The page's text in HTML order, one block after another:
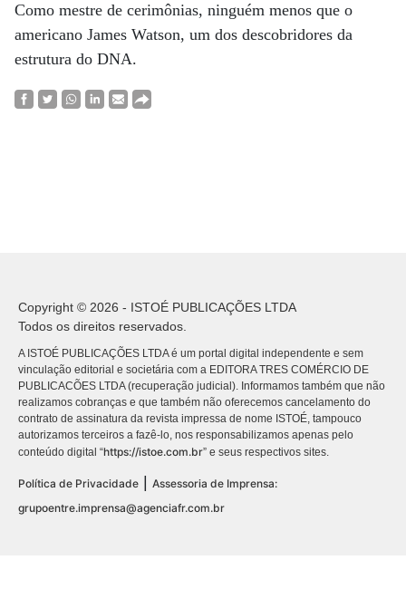
Como mestre de cerimônias, ninguém menos que o
americano James Watson, um dos descobridores da
estrutura do DNA.
Copyright © 2026 - ISTOÉ PUBLICAÇÕES LTDA
Todos os direitos reservados.
A ISTOÉ PUBLICAÇÕES LTDA é um portal digital independente e sem
vinculação editorial e societária com a EDITORA TRES COMÉRCIO DE
PUBLICACÕES LTDA (recuperação judicial). Informamos também que não
realizamos cobranças e que também não oferecemos cancelamento do
contrato de assinatura da revista impressa de nome ISTOÉ, tampouco
autorizamos terceiros a fazê-lo, nos responsabilizamos apenas pelo
conteúdo digital “https://istoe.com.br” e seus respectivos sites.
Política de Privacidade
Assessoria de Imprensa:
grupoentre.imprensa@agenciafr.com.br